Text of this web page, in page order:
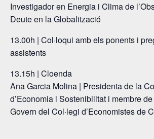
Investigador en Energia i Clima de
Deute en la Globalització
13.00h | Col·loqui amb els ponents i
assistents
13.15h | Cloenda
Ana Garcia Molina | Presidenta de la
d’Economia i Sostenibilitat i membre
Govern del Col·legi d’Economistes de